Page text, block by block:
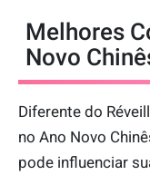
Melhores
Novo
Diferente do
no Ano Novo
pode influenciar